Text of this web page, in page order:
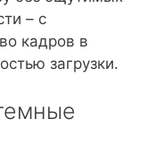
– с
кадров в
загрузки.